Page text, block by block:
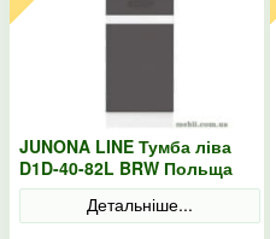
JUNONA LINE Тумба ліва
D1D-40-82L BRW Польща
колір-сірий
Детальніше...